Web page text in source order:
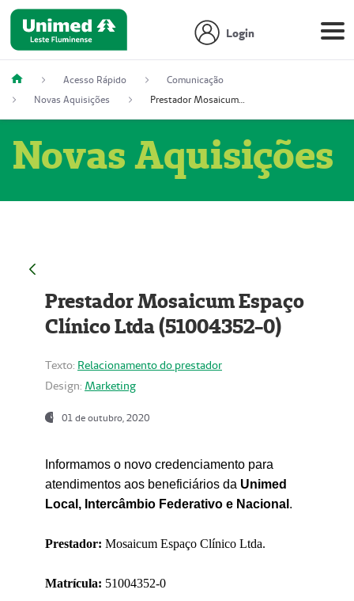
Login
Acesso Rápido
Comunicação
Novas Aquisições
Prestador Mosaicum Espaço Clínico Ltda (51004352-0)
Novas Aquisições
Prestador Mosaicum Espaço
Clínico Ltda (51004352-0)
Texto: Relacionamento do prestador
Design: Marketing
01 de outubro, 2020
Informamos o novo credenciamento para
atendimentos aos beneficiários da Unimed
Local, Intercâmbio Federativo e Nacional .
Prestador: Mosaicum Espaço Clínico Ltda.
Matrícula: 51004352-0